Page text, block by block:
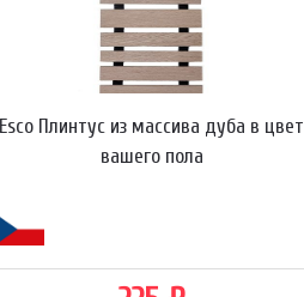
Esco Плинтус из массива дуба в цвет
вашего пола